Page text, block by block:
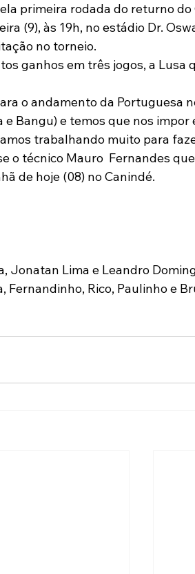
primeira rodada do returno
(9), às 19h, no estádio Dr.
no torneio.
ganhos em três jogos, a Lusa
o andamento da Portuguesa
Bangu) e temos que nos impor
trabalhando muito para
o técnico Mauro  Fernandes
de hoje (08) no Canindé.
Jonatan Lima e Leandro
Rico, Paulinho e